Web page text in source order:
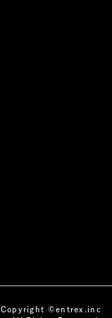
Copyright ©entrex.inc